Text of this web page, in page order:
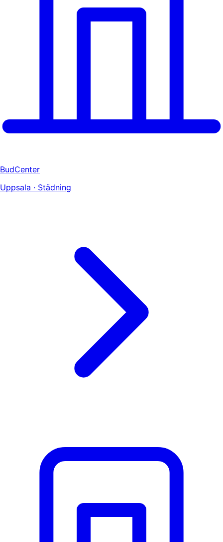
BudCenter
Uppsala · Städning